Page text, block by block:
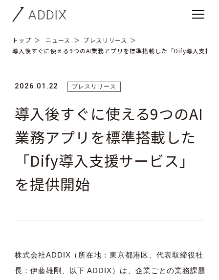
トップ ニュース
プレスリリース
導入後すぐに使える9つのAI業務アプリを標準搭載した「Dify導入支援
2026.01.22 プレスリリース
導入後すぐに使える9つのAI
業務アプリを標準搭載した
「Dify導入支援サービス」
を提供開始
株式会社ADDIX（所在地：東京都港区、代表取締役社
長：伊藤雄剛、以下 ADDIX）は、企業ごとの業務課題